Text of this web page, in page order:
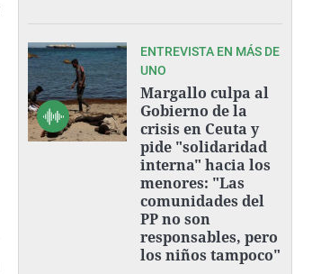
ENTREVISTA EN MÁS DE
UNO
Margallo culpa al
Gobierno de la
crisis en Ceuta y
pide "solidaridad
interna" hacia los
menores: "Las
comunidades del
PP no son
responsables, pero
los niños tampoco"